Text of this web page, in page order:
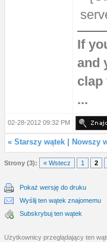
If
and
clap
...
02-28-2012 09:32 PM
« Starszy wątek Nowszy
Strony (3): « Wstecz 1 2
Pokaż wersję do druku
Wyślij ten wątek znajomemu
Subskrybuj ten wątek
Użytkownicy przeglądający ten